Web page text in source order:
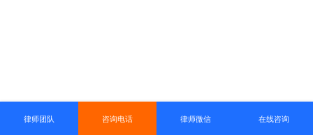
律师团队 咨询电话 律师微信 在线咨询